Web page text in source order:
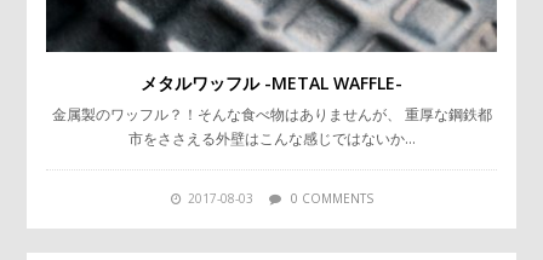
メタルワッフル -METAL WAFFLE-
金属製のワッフル？！そんな食べ物はありませんが、 重厚な鋼鉄都
市をささえる外壁はこんな感じではないか…
2017-08-03 0 COMMENTS